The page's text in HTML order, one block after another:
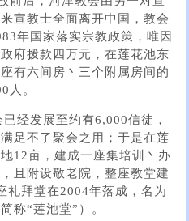
宣教士全面离开中国，教会
年国家落实宗教政策，唯因
府拨款四万元，在莲花池东
有六间房丶三个附属房间的
人。
经发展至约有6,000信徒，
足不了聚会之用；于是在莲
12亩，建成一座集培训丶办
且附设敬老院，整座教堂建
礼拜堂在2004年落成，名为
称“莲池堂”）。